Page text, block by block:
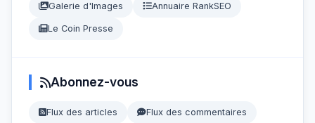
Galerie d'Images Annuaire RankSEO
Le Coin Presse
Abonnez-vous
Flux des articles Flux des commentaires